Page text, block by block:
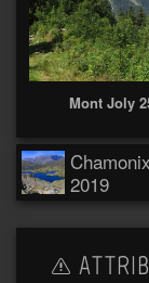
Mont Joly
2019